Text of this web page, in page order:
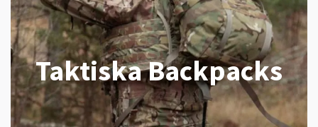
Taktiska Backpacks